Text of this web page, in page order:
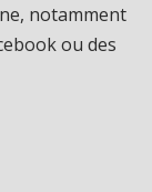
notamment
ou des